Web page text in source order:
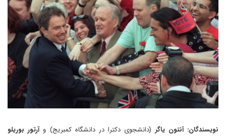
نویسندگان: آنتون یاگر (دانشجوی دکترا در دانشگاه کمبریج) وآرتور بوریلو